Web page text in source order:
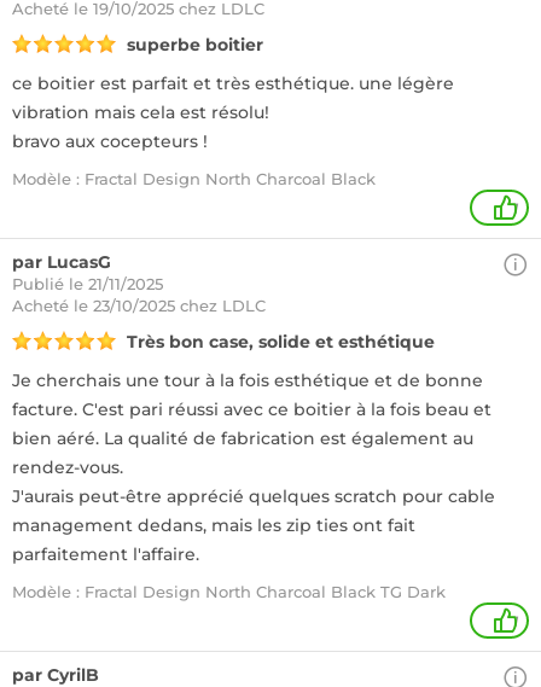
Acheté le 19/10/2025 chez LDLC
superbe boitier
ce boitier est parfait et très esthétique. une légère
vibration mais cela est résolu!
bravo aux cocepteurs !
Modèle : Fractal Design North Charcoal Black
1
par LucasG
Publié le 21/11/2025
Acheté le 23/10/2025 chez LDLC
Très bon case, solide et esthétique
Je cherchais une tour à la fois esthétique et de bonne
facture. C'est pari réussi avec ce boitier à la fois beau et
bien aéré. La qualité de fabrication est également au
rendez-vous.
J'aurais peut-être apprécié quelques scratch pour cable
management dedans, mais les zip ties ont fait
parfaitement l'affaire.
Modèle : Fractal Design North Charcoal Black TG Dark
1
par CyrilB